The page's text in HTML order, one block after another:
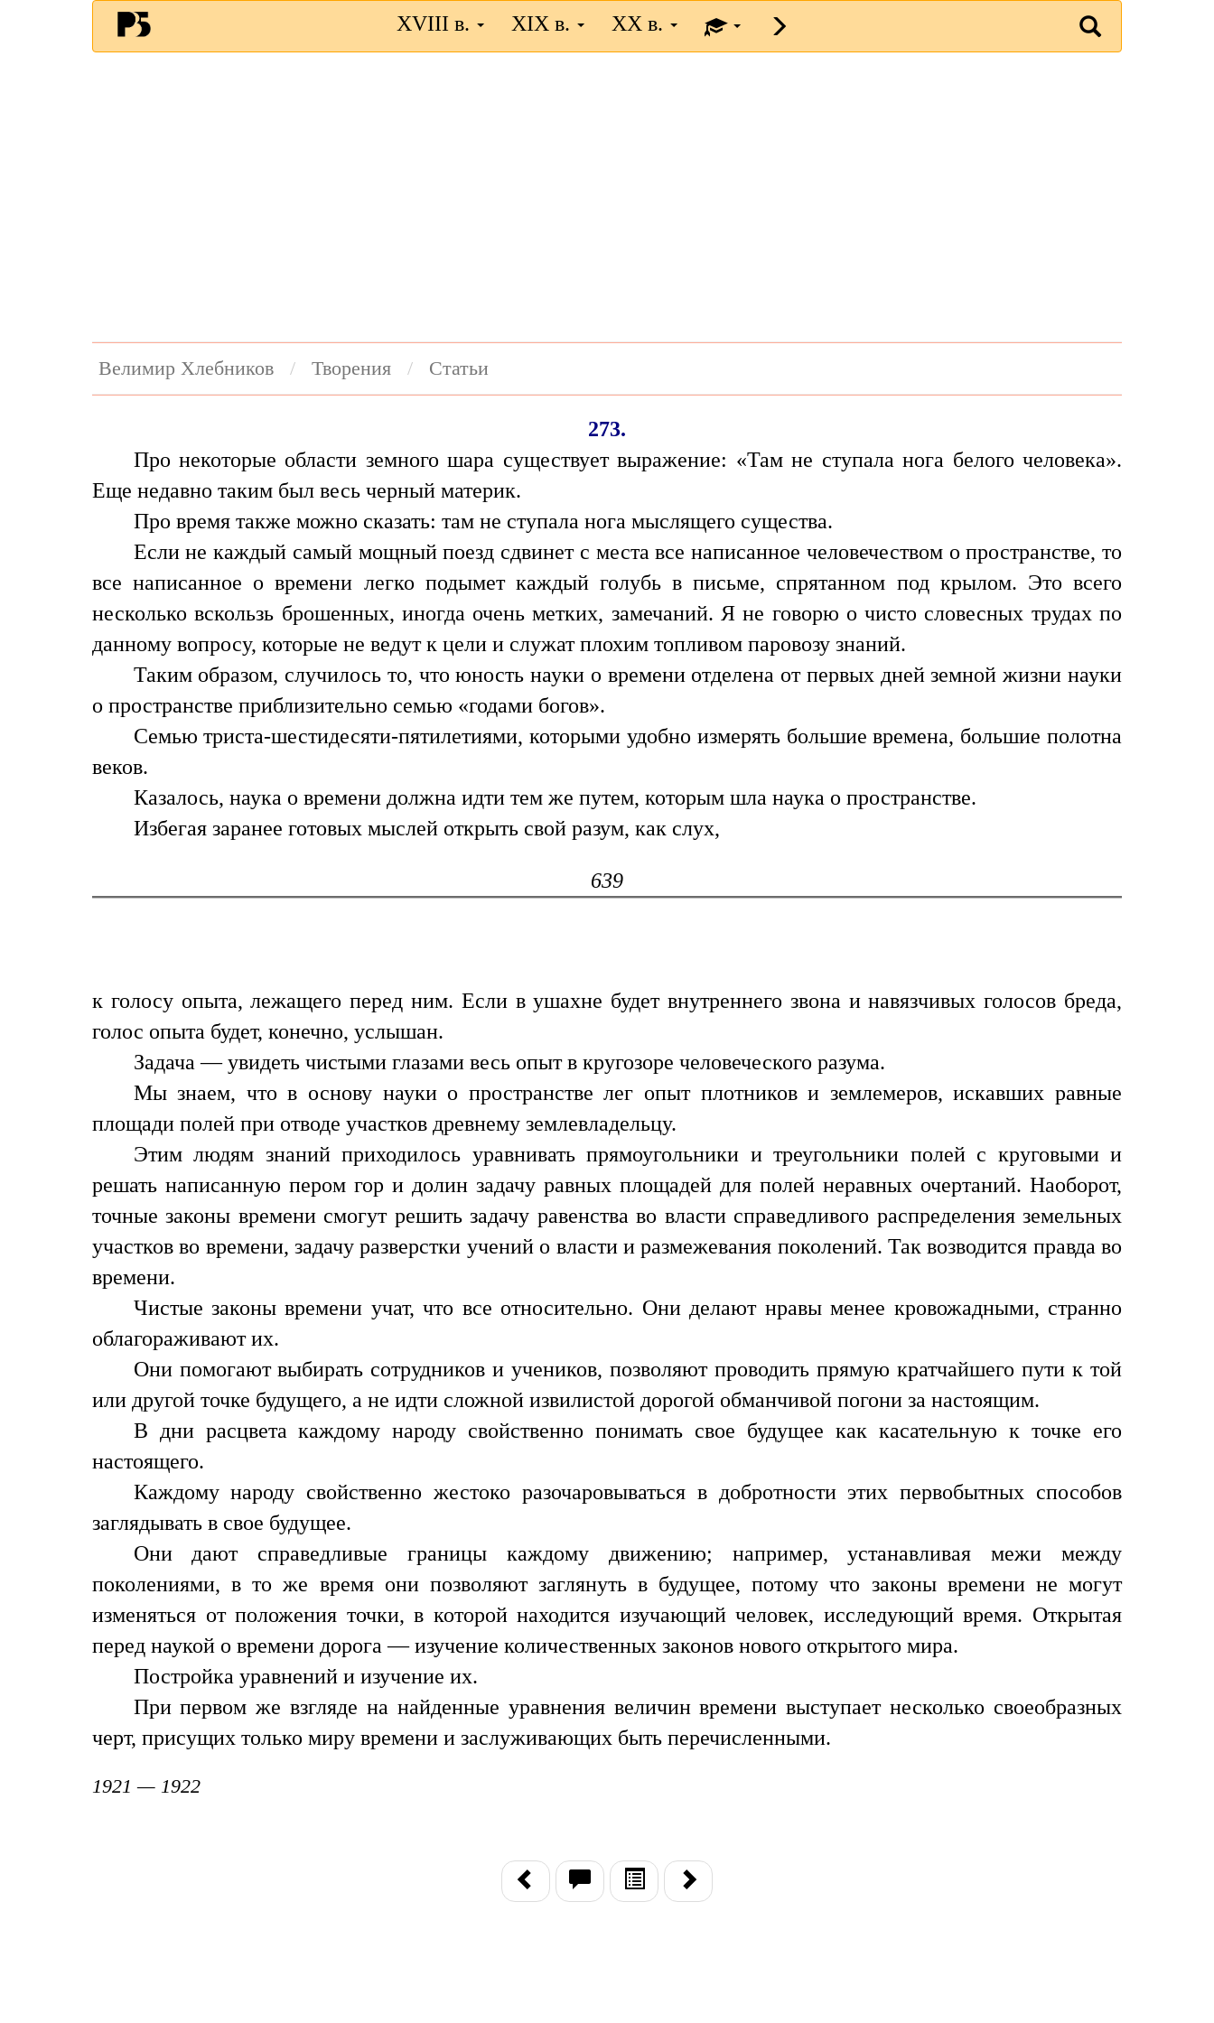
XVIII в. XIX в. XX в.
Велимир Хлебников Творения Статьи
273.
Про некоторые области земного шара существует выражение: «Там не ступала нога белого человека».
Еще недавно таким был весь черный материк.
Про время также можно сказать: там не ступала нога мыслящего существа.
Если не каждый самый мощный поезд сдвинет с места все написанное человечеством о пространстве, то
все написанное о времени легко подымет каждый голубь в письме, спрятанном под крылом. Это всего
несколько вскользь брошенных, иногда очень метких, замечаний. Я не говорю о чисто словесных трудах по
данному вопросу, которые не ведут к цели и служат плохим топливом паровозу знаний.
Таким образом, случилось то, что юность науки о времени отделена от первых дней земной жизни науки
о пространстве приблизительно семью «годами богов».
Семью триста-шестидесяти-пятилетиями, которыми удобно измерять большие времена, большие полотна
веков.
Казалось, наука о времени должна идти тем же путем, которым шла наука о пространстве.
Избегая заранее готовых мыслей открыть свой разум, как слух,
639
к голосу опыта, лежащего перед ним. Если в ушахне будет внутреннего звона и навязчивых голосов бреда,
голос опыта будет, конечно, услышан.
Задача — увидеть чистыми глазами весь опыт в кругозоре человеческого разума.
Мы знаем, что в основу науки о пространстве лег опыт плотников и землемеров, искавших равные
площади полей при отводе участков древнему землевладельцу.
Этим людям знаний приходилось уравнивать прямоугольники и треугольники полей с круговыми и
решать написанную пером гор и долин задачу равных площадей для полей неравных очертаний. Наоборот,
точные законы времени смогут решить задачу равенства во власти справедливого распределения земельных
участков во времени, задачу разверстки учений о власти и размежевания поколений. Так возводится правда во
времени.
Чистые законы времени учат, что все относительно. Они делают нравы менее кровожадными, странно
облагораживают их.
Они помогают выбирать сотрудников и учеников, позволяют проводить прямую кратчайшего пути к той
или другой точке будущего, а не идти сложной извилистой дорогой обманчивой погони за настоящим.
В дни расцвета каждому народу свойственно понимать свое будущее как касательную к точке его
настоящего.
Каждому народу свойственно жестоко разочаровываться в добротности этих первобытных способов
заглядывать в свое будущее.
Они дают справедливые границы каждому движению; например, устанавливая межи между
поколениями, в то же время они позволяют заглянуть в будущее, потому что законы времени не могут
изменяться от положения точки, в которой находится изучающий человек, исследующий время. Открытая
перед наукой о времени дорога — изучение количественных законов нового открытого мира.
Постройка уравнений и изучение их.
При первом же взгляде на найденные уравнения величин времени выступает несколько своеобразных
черт, присущих только миру времени и заслуживающих быть перечисленными.
1921 — 1922